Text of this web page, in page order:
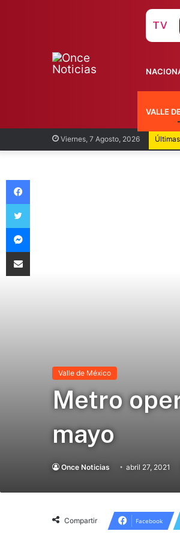
Viernes, 7 Agosto, 2026
TV
VALLE
Valle de México
Metro
mayo
Once Noticias abril 27, 2021
Compartir Facebook